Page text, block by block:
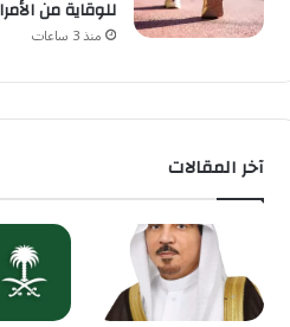
للوقاية من
منذ 3 ساعات
آخر المقالات